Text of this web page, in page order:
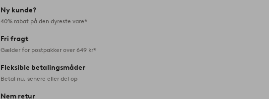
Ny kunde?
40% rabat på den dyreste vare*
Fri fragt
Gælder for postpakker over 649 kr*
Fleksible betalingsmåder
Betal nu, senere eller del op
Nem retur